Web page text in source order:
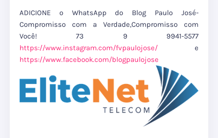
ADICIONE o WhatsApp do Blog Paulo José-
Compromisso com a Verdade,Compromisso com
Você! 73 9 9941-5577
https://www.instagram.com/fvpaulojose/ e
https://www.facebook.com/blogpaulojose